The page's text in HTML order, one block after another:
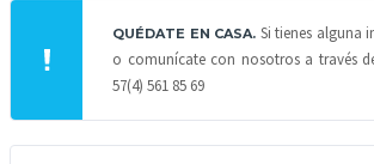
QUÉDATE EN CASA. Si tienes alguna
o comunícate con nosotros a través
57(4) 561 85 69